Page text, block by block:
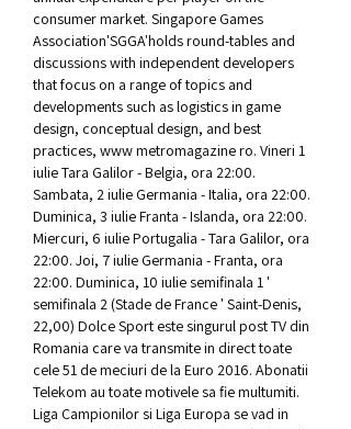
consumer market. Singapore Games
Association'SGGA'holds round-tables and
discussions with independent developers
that focus on a range of topics and
developments such as logistics in game
design, conceptual design, and best
practices, www metromagazine ro. Vineri 1
iulie Tara Galilor - Belgia, ora 22:00.
Sambata, 2 iulie Germania - Italia, ora 22:00.
Duminica, 3 iulie Franta - Islanda, ora 22:00.
Miercuri, 6 iulie Portugalia - Tara Galilor, ora
22:00. Joi, 7 iulie Germania - Franta, ora
22:00. Duminica, 10 iulie semifinala 1 '
semifinala 2 (Stade de France ' Saint-Denis,
22,00) Dolce Sport este singurul post TV din
Romania care va transmite in direct toate
cele 51 de meciuri de la Euro 2016. Abonatii
Telekom au toate motivele sa fie multumiti.
Liga Campionilor si Liga Europa se vad in